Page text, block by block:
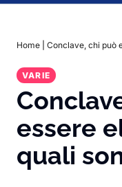
Home Conclave, chi può
VARIE
essere
quali